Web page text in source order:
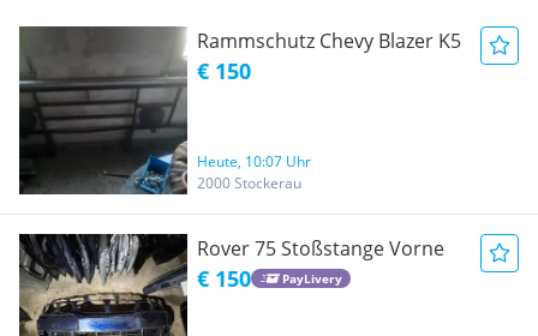
Rammschutz Chevy Blazer K5
€ 150
Heute, 10:07 Uhr
2000 Stockerau
Rover 75 Stoßstange Vorne
€ 150 PayLivery